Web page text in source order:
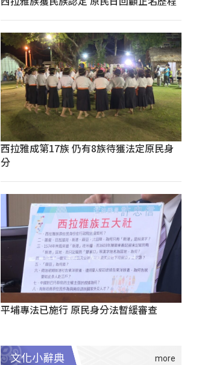
西拉雅成第17族 仍有8族待獲法定原民身
分
平埔專法已施行 原民身分法暫緩審查
文化小辭典